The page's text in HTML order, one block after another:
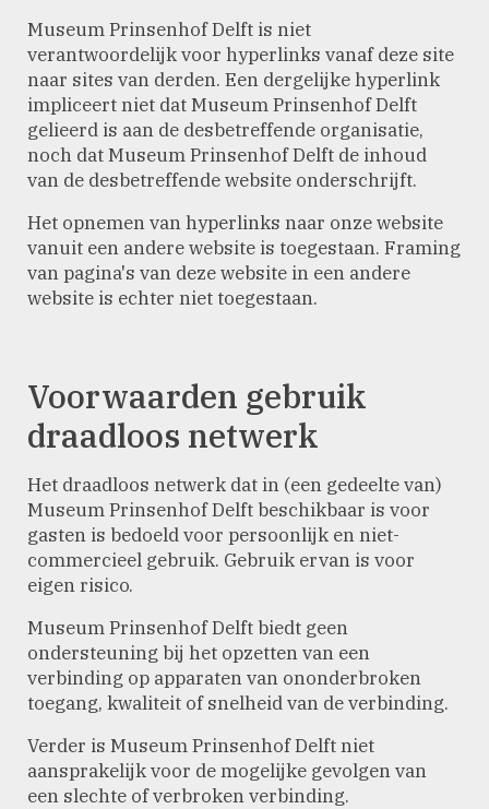
Museum Prinsenhof Delft is niet
verantwoordelijk voor hyperlinks vanaf deze site
naar sites van derden. Een dergelijke hyperlink
impliceert niet dat Museum Prinsenhof Delft
gelieerd is aan de desbetreffende organisatie,
noch dat Museum Prinsenhof Delft de inhoud
van de desbetreffende website onderschrijft.
Het opnemen van hyperlinks naar onze website
vanuit een andere website is toegestaan. Framing
van pagina's van deze website in een andere
website is echter niet toegestaan.
Voorwaarden gebruik
draadloos netwerk
Het draadloos netwerk dat in (een gedeelte van)
Museum Prinsenhof Delft beschikbaar is voor
gasten is bedoeld voor persoonlijk en niet-
commercieel gebruik. Gebruik ervan is voor
eigen risico.
Museum Prinsenhof Delft biedt geen
ondersteuning bij het opzetten van een
verbinding op apparaten van ononderbroken
toegang, kwaliteit of snelheid van de verbinding.
Verder is Museum Prinsenhof Delft niet
aansprakelijk voor de mogelijke gevolgen van
een slechte of verbroken verbinding.